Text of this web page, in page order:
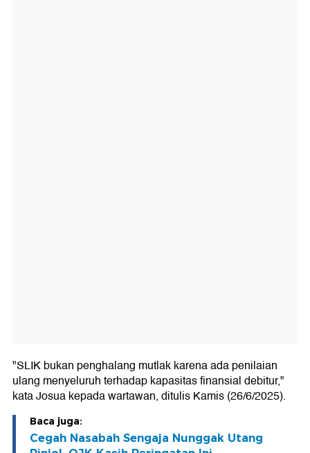
"SLIK bukan penghalang mutlak karena ada penilaian
ulang menyeluruh terhadap kapasitas finansial debitur,"
kata Josua kepada wartawan, ditulis Kamis (26/6/2025).
Baca juga:
Cegah Nasabah Sengaja Nunggak Utang